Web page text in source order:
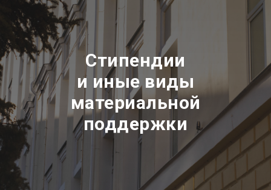
Стипендии
и иные виды
материальной
поддержки